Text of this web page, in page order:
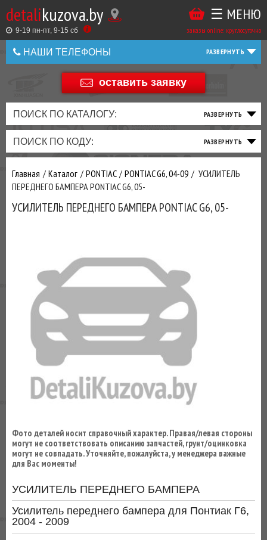
detalikuzova.by
9-19 пн-пт, 9-15 cб заказы online: круглосуточно
☰ МЕНЮ
НАШИ ТЕЛЕФОНЫ
+375 44 586 05 44
оставить заявку
ПОИСК ПО КАТАЛОГУ:
ПОИСК ПО КОДУ:
Главная Каталог PONTIAC PONTIAC G6, 04-09
УСИЛИТЕЛЬ
ПЕРЕДНЕГО БАМПЕРА PONTIAC G6, 05-
УСИЛИТЕЛЬ ПЕРЕДНЕГО БАМПЕРА PONTIAC G6, 05-
Фото деталей носит справочный характер. Правая/левая стороны
могут не соответствовать описанию запчастей, грунт/оцинковка
могут не совпадать. Уточняйте, пожалуйста, у менеджера важные
для Вас моменты!
УСИЛИТЕЛЬ ПЕРЕДНЕГО БАМПЕРА
Усилитель переднего бампера для Понтиак Г6,
2004 - 2009
Оставить
Оценить
товар
Купить
в
1
Беларусь
+375
+375
ТАКЖЕ
ВЫ
МОЖЕТЕ
У
ЗАКАЗАТЬ
ТО
ФИЛЬТРА
ТОРМОЗНАЯ
СИСТЕМА
ПОДВЕСКА
РУЛЕВОЕ
ТРАНСМИССИЯ
ПРИВОД
ДВИГАТЕЛЬ
ВЫХЛОП
ЭЛЕКТРИКА
ОСВЕЩЕНИЕ
ДОБАВИВ
МАСЛАИ ДРУГИЕ